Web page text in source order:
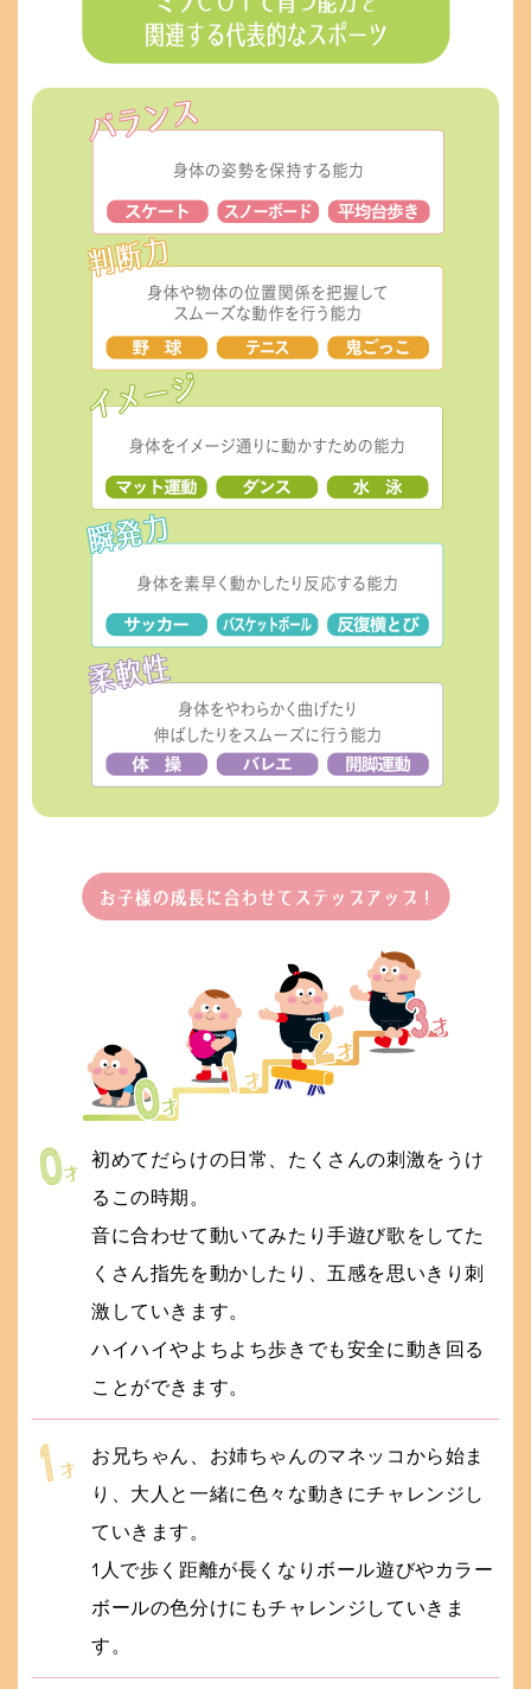
初めてだらけの日常、たくさんの刺激をうけ
るこの時期。
音に合わせて動いてみたり手遊び歌をしてた
くさん指先を動かしたり、五感を思いきり刺
激していきます。
ハイハイやよちよち歩きでも安全に動き回る
ことができます。
お兄ちゃん、お姉ちゃんのマネッコから始ま
り、大人と一緒に色々な動きにチャレンジし
ていきます。
1人で歩く距離が長くなりボール遊びやカラー
ボールの色分けにもチャレンジしていきま
す。